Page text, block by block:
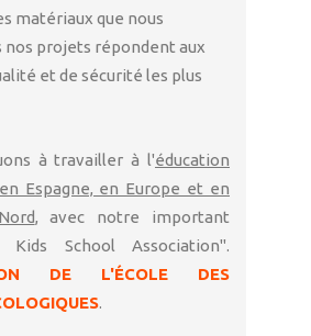
matériaux que nous
nos projets répondent aux
et de sécurité les plus
à travailler à l'éducation
Espagne, en Europe et en
, avec notre important
School Association".
DE L'ÉCOLE DES
.